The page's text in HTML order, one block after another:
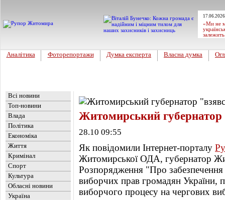
«Ми не
Аналітика Фоторепортажи Думка експерта Власна думка
Всі новини
Топ-новини
Влада
Політика
Економіка
Життя
Кримінал
Спорт
Культура
Обласні новини
Україна
Житомирський
28.10 09:55
Як повідомили Інтернет-порталу
Житомирської ОДА, губернатор
Розпорядження "Про забезпечення
виборчих прав громадян України,
виборчого процесу на чергових